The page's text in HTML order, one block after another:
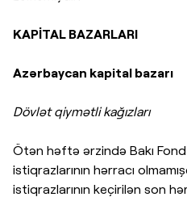
KAPİTAL BAZARLARI
Azərbaycan kapital bazarı
Dövlət qiymətli kağızları
Ötən həftə ərzində Bakı
istiqrazlarının hərracı
istiqrazlarının keçirilən son